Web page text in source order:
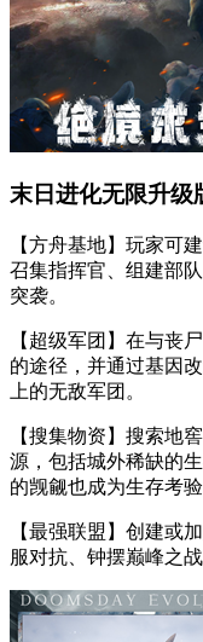
末日进化无限升级
【方舟基地】玩家可
召集指挥官、组建部
突袭。
【超级军团】在与丧
的途径，并通过基因
上的无敌军团。
【搜集物资】搜索地
源，包括城外稀缺的
的觊觎也成为生存考验
【最强联盟】创建或
服对抗、钟摆巅峰之